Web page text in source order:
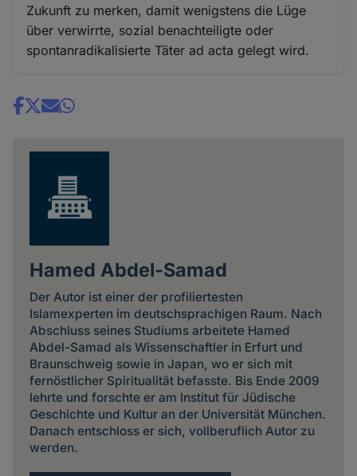
Zukunft zu merken, damit wenigstens die Lüge
über verwirrte, sozial benachteiligte oder
spontanradikalisierte Täter ad acta gelegt wird.
Share
Hamed Abdel-Samad
Der Autor ist einer der profiliertesten
Islamexperten im deutschsprachigen Raum. Nach
Abschluss seines Studiums arbeitete Hamed
Abdel-Samad als Wissenschaftler in Erfurt und
Braunschweig sowie in Japan, wo er sich mit
fernöstlicher Spiritualität befasste. Bis Ende 2009
lehrte und forschte er am Institut für Jüdische
Geschichte und Kultur an der Universität München.
Danach entschloss er sich, vollberuflich Autor zu
werden.